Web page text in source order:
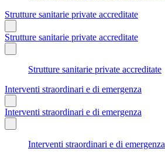
Strutture sanitarie private accreditate
Strutture sanitarie private accreditate
Strutture sanitarie private accreditate
Interventi straordinari e di emergenza
Interventi straordinari e di emergenza
Interventi straordinari e di emergenza